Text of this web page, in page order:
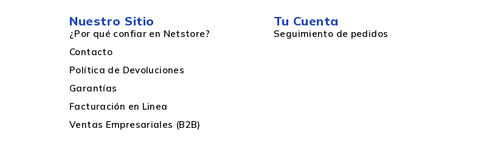
Nuestro Sitio
¿Por qué confiar en Netstore?
Contacto
Política de Devoluciones
Garantías
Facturación en Linea
Ventas Empresariales (B2B)
Tu Cuenta
Seguimiento de pedidos